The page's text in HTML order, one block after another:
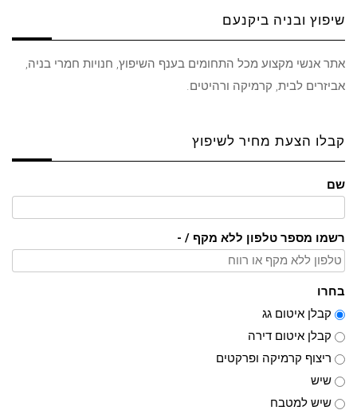
שיפוץ ובניה ביקנעם
אתר אנשי מקצוע מכל התחומים בענף השיפוץ, חנויות חמרי בניה,
אביזרים לבית, קרמיקה ורהיטים.
קבלו הצעת מחיר לשיפוץ
שם
רשמו מספר טלפון ללא מקף / -
בחרו
קבלן איטום גג
קבלן איטום דירה
ריצוף קרמיקה ופרקטים
שיש
שיש למטבח